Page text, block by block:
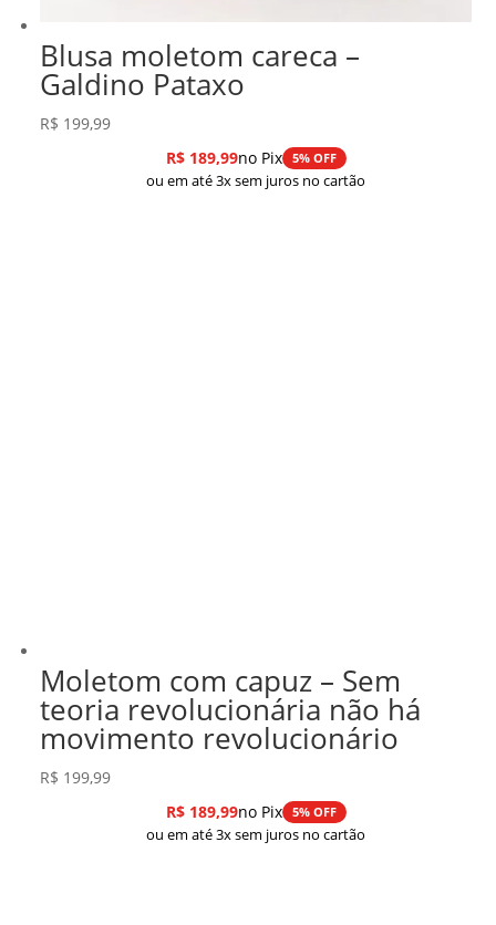
Blusa moletom careca –
Galdino Pataxo
R$ 199,99
R$189,99no Pix 5% OFF
ou em até 3x sem juros no cartão
Moletom com capuz – Sem
teoria revolucionária não há
movimento revolucionário
R$ 199,99
R$189,99no Pix 5% OFF
ou em até 3x sem juros no cartão